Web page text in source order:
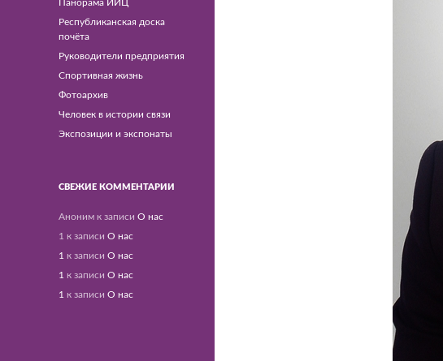
Панорама ИИЦ
Республиканская доска
почёта
Руководители предприятия
Спортивная жизнь
Фотоархив
Человек в истории связи
Экспозиции и экспонаты
СВЕЖИЕ КОММЕНТАРИИ
Аноним к записи О нас
1 к записи О нас
1 к записи О нас
1 к записи О нас
1 к записи О нас